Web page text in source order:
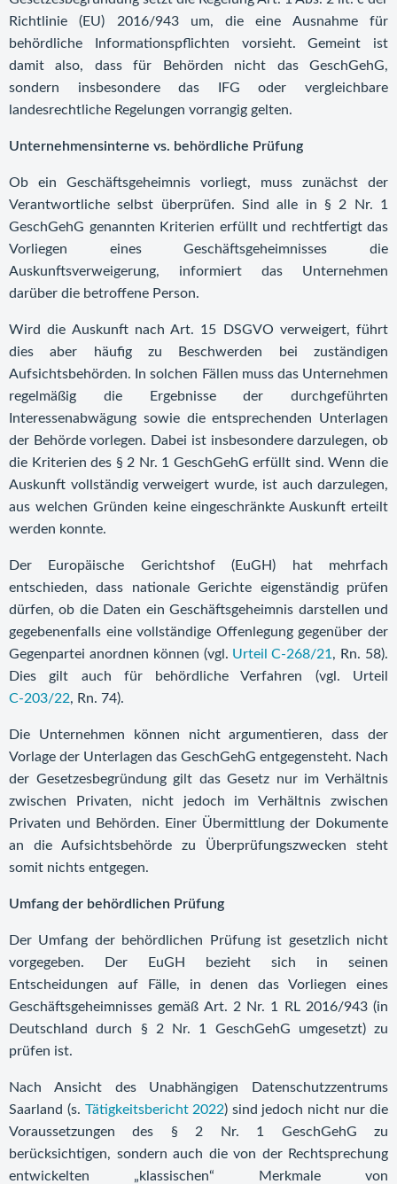
Richtlinie (EU) 2016/943 um, die eine Ausnahme für
behördliche Informationspflichten vorsieht. Gemeint ist
damit also, dass für Behörden nicht das GeschGehG,
sondern insbesondere das IFG oder vergleichbare
landesrechtliche Regelungen vorrangig gelten.
Unternehmensinterne vs. behördliche Prüfung
Ob ein Geschäftsgeheimnis vorliegt, muss zunächst der
Verantwortliche selbst überprüfen. Sind alle in § 2 Nr. 1
GeschGehG genannten Kriterien erfüllt und rechtfertigt das
Vorliegen eines Geschäftsgeheimnisses die
Auskunftsverweigerung, informiert das Unternehmen
darüber die betroffene Person.
Wird die Auskunft nach Art. 15 DSGVO verweigert, führt
dies aber häufig zu Beschwerden bei zuständigen
Aufsichtsbehörden. In solchen Fällen muss das Unternehmen
regelmäßig die Ergebnisse der durchgeführten
Interessenabwägung sowie die entsprechenden Unterlagen
der Behörde vorlegen. Dabei ist insbesondere darzulegen, ob
die Kriterien des § 2 Nr. 1 GeschGehG erfüllt sind. Wenn die
Auskunft vollständig verweigert wurde, ist auch darzulegen,
aus welchen Gründen keine eingeschränkte Auskunft erteilt
werden konnte.
Der Europäische Gerichtshof (EuGH) hat mehrfach
entschieden, dass nationale Gerichte eigenständig prüfen
dürfen, ob die Daten ein Geschäftsgeheimnis darstellen und
gegebenenfalls eine vollständige Offenlegung gegenüber der
Gegenpartei anordnen können (vgl. Urteil C-268/21 , Rn. 58).
Dies gilt auch für behördliche Verfahren (vgl. Urteil
C-203/22, Rn. 74).
Die Unternehmen können nicht argumentieren, dass der
Vorlage der Unterlagen das GeschGehG entgegensteht. Nach
der Gesetzesbegründung gilt das Gesetz nur im Verhältnis
zwischen Privaten, nicht jedoch im Verhältnis zwischen
Privaten und Behörden. Einer Übermittlung der Dokumente
an die Aufsichtsbehörde zu Überprüfungszwecken steht
somit nichts entgegen.
Umfang der behördlichen Prüfung
Der Umfang der behördlichen Prüfung ist gesetzlich nicht
vorgegeben. Der EuGH bezieht sich in seinen
Entscheidungen auf Fälle, in denen das Vorliegen eines
Geschäftsgeheimnisses gemäß Art. 2 Nr. 1 RL 2016/943 (in
Deutschland durch § 2 Nr. 1 GeschGehG umgesetzt) zu
prüfen ist.
Nach Ansicht des Unabhängigen Datenschutzzentrums
Saarland (s. Tätigkeitsbericht 2022) sind jedoch nicht nur die
Voraussetzungen des § 2 Nr. 1 GeschGehG zu
berücksichtigen, sondern auch die von der Rechtsprechung
entwickelten „klassischen“ Merkmale von